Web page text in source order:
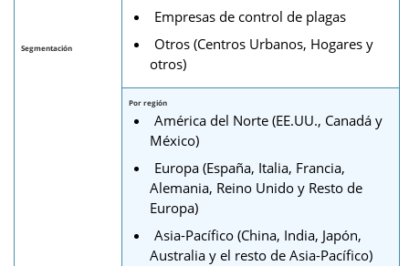
Segmentación
Empresas de control de plagas
Otros (Centros Urbanos, Hogares y
otros)
Por región
América del Norte (EE.UU., Canadá y
México)
Europa (España, Italia, Francia,
Alemania, Reino Unido y Resto de
Europa)
Asia-Pacífico (China, India, Japón,
Australia y el resto de Asia-Pacífico)